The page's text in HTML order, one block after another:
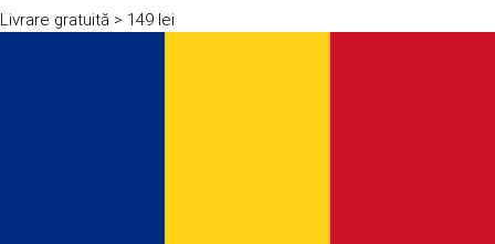
Livrare gratuită > 149 lei